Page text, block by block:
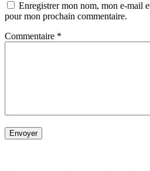
Enregistrer mon nom, mon e-mail
pour mon prochain commentaire.
Commentaire *